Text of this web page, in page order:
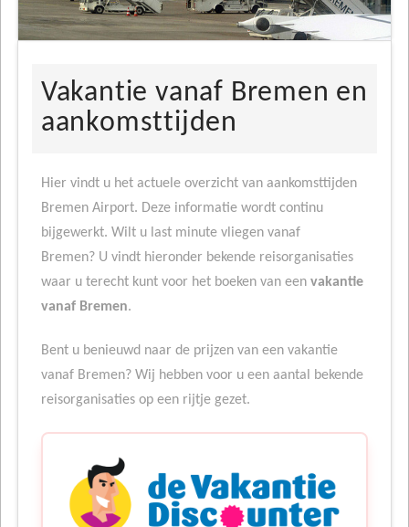
Vakantie vanaf Bremen en
aankomsttijden
Hier vindt u het actuele overzicht van aankomsttijden
Bremen Airport. Deze informatie wordt continu
bijgewerkt. Wilt u last minute vliegen vanaf
Bremen? U vindt hieronder bekende reisorganisaties
waar u terecht kunt voor het boeken van een vakantie
vanaf Bremen.
Bent u benieuwd naar de prijzen van een vakantie
vanaf Bremen? Wij hebben voor u een aantal bekende
reisorganisaties op een rijtje gezet.